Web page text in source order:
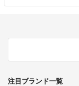
注目ブランド一覧